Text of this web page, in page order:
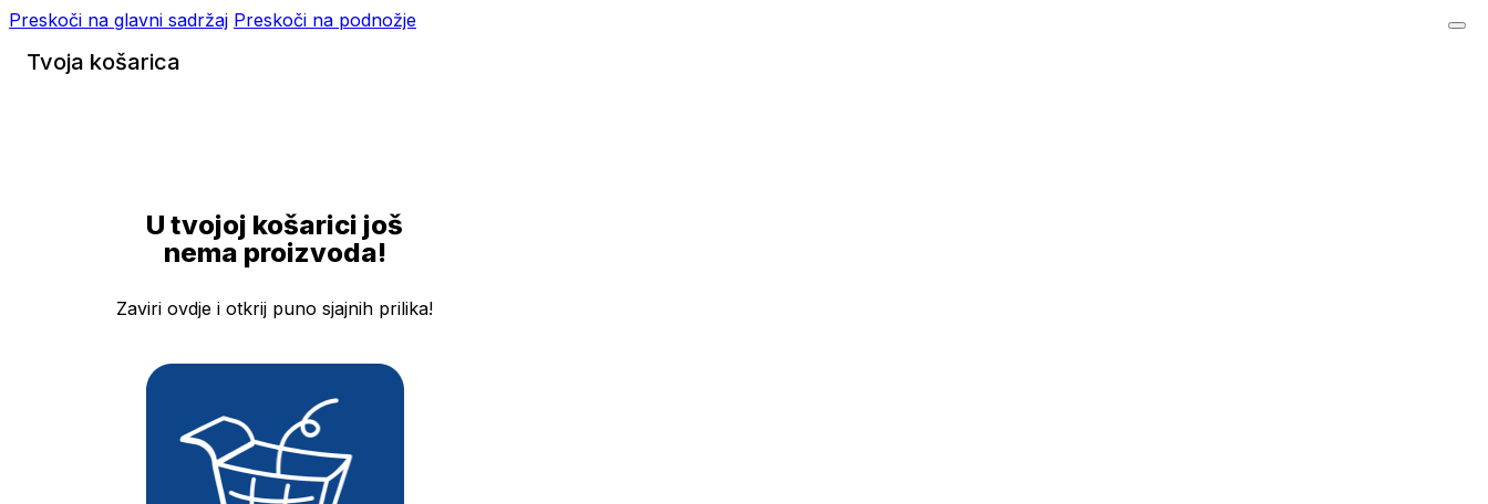
Preskoči na glavni sadržaj Preskoči na podnožje
Tvoja košarica
U tvojoj košarici još
nema proizvoda!
Zaviri ovdje i otkrij puno sjajnih prilika!